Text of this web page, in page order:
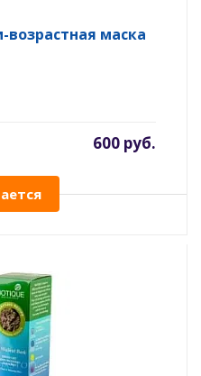
маска
600 руб.